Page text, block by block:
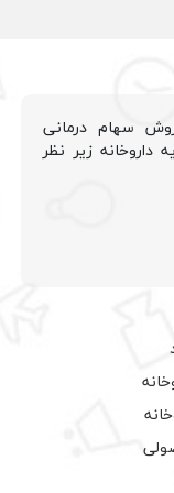
سهام درمانی
داروخانه زیر نظر